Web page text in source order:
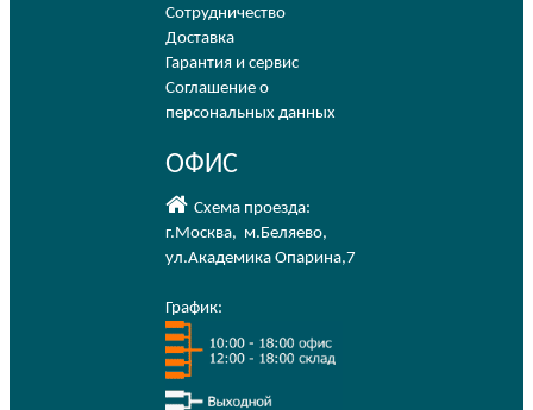
Сотрудничество
Доставка
Гарантия и сервис
Соглашение о
персональных данных
ОФИС
Схема проезда:
г.Москва, м.Беляево,
ул.Академика Опарина,7
График: